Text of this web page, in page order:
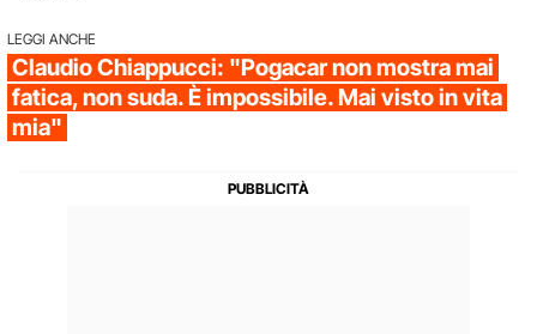
LEGGI ANCHE
Claudio Chiappucci: "Pogacar non mostra mai
fatica, non suda. È impossibile. Mai visto in vita
mia"